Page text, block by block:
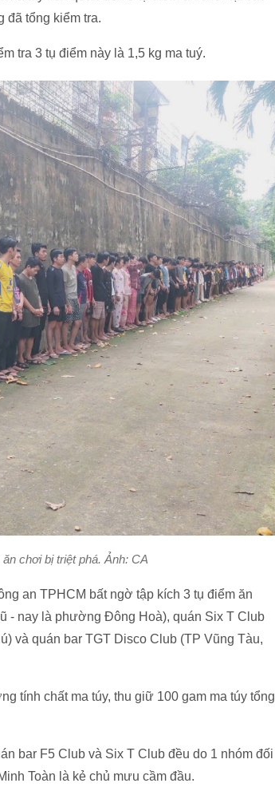
đã tổng kiểm tra.
tra 3 tụ điểm này là 1,5 kg ma tuý.
chơi bị triệt phá. Ảnh: CA
an TPHCM bất ngờ tập kích 3 tụ điểm ăn
- nay là phường Đông Hoà), quán Six T Club
và quán bar TGT Disco Club (TP Vũng Tàu,
tính chất ma túy, thu giữ 100 gam ma túy tổng
bar F5 Club và Six T Club đều do 1 nhóm đối
Toàn là kẻ chủ mưu cầm đầu.